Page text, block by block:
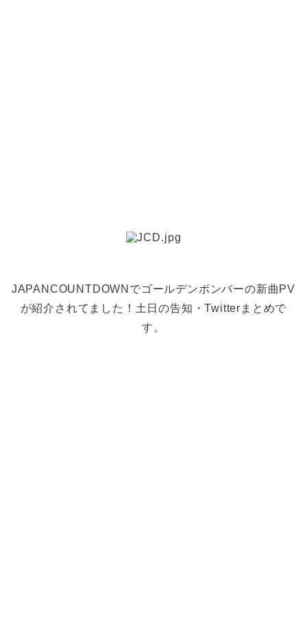
JAPANCOUNTDOWNでゴールデンボンバーの新曲PV
が紹介されてました！土日の告知・Twitterまとめで
す。